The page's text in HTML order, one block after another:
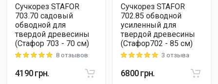
Сучкорез STAFOR
703.70 садовый
обводной для
твердой древесины
(Стафор 703 - 70 см)
Rating: 5 out of 58 отзывов
4190грн.
Сучкорез STAFOR
702.85 обводной
усиленный для
твердой древесины
(Стафор702 - 85 см)
Rating: 5 out of 53 отзыва
6800грн.